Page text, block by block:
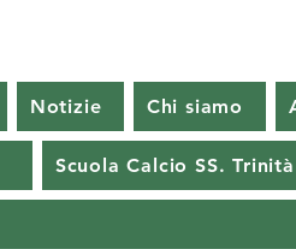
Notizie Chi siamo
Scuola Calcio SS. Trinità